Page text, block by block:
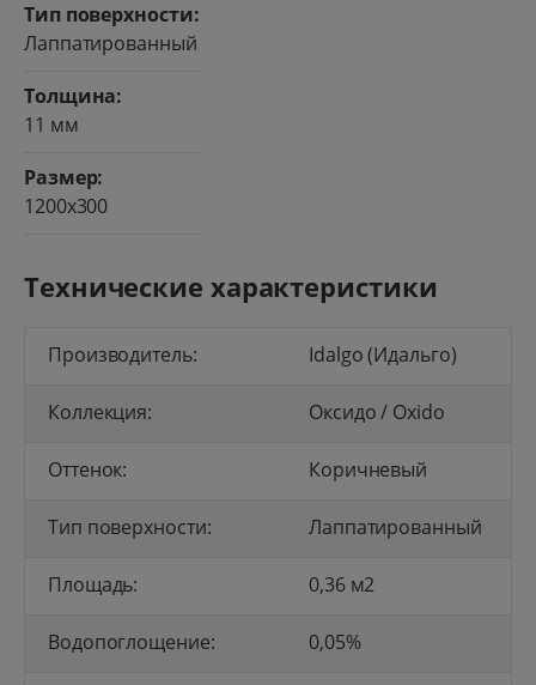
Тип поверхности:
Лаппатированный
Толщина:
11 мм
Размер:
1200x300
Технические характеристики
Производитель: Idalgo (Идальго)
Коллекция: Оксидо / Oxido
Оттенок: Коричневый
Тип поверхности: Лаппатированный
Площадь: 0,36 м2
Водопоглощение: 0,05%